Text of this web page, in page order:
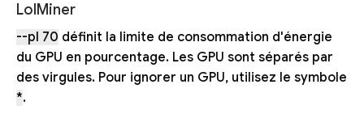
LolMiner
--pl 70 définit la limite de consommation d'énergie
du GPU en pourcentage. Les GPU sont séparés par
des virgules. Pour ignorer un GPU, utilisez le symbole
*.